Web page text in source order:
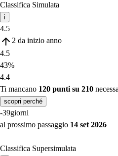
Classifica Simulata
i
4.5
2 da inizio anno
4.5
43%
4.4
Ti mancano 120 punti su 210
scopri perché
-39giorni
al prossimo passaggio 14 set 2026
Classifica Supersimulata